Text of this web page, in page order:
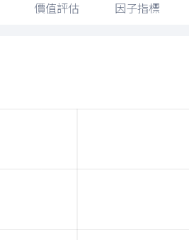
價值評估 因子指標